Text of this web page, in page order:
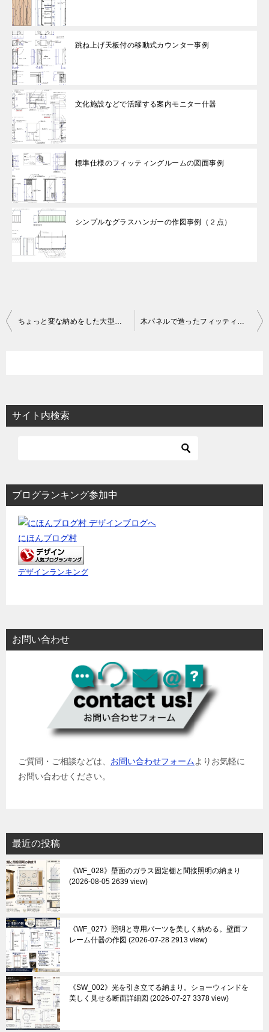
跳ね上げ天板付の移動式カウンター事例
文化施設などで活躍する案内モニター什器
標準仕様のフィッティングルームの図面事例
シンプルなグラスハンガーの作図事例（２点）
投
ー
ちょっと変な納めをした大型三面鏡の作図事例 木パネルで造ったフィッティングルームの事例
サイト内検索
ブログランキング参加中
にほんブログ村
デザインランキング
お問い合わせ
ご質問・ご相談などは、 お問い合わせフォームよりお気軽に
お問い合わせください。
最近の投稿
《WF_028》壁面のガラス固定棚と間接照明の納まり
2026-08-05 2639 view
《WF_027》照明と専用パーツを美しく納める。壁面フ
レーム什器の作図
2026-07-28 2913 view
《SW_002》光を引き立てる納まり。ショーウィンドを
美しく見せる断面詳細図
2026-07-27 3378 view